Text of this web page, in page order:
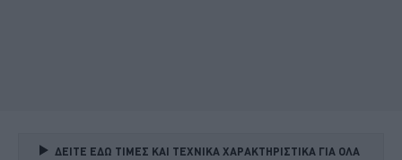
ΔΕΙΤΕ ΕΔΩ ΤΙΜΕΣ ΚΑΙ ΤΕΧΝΙΚΑ ΧΑΡΑΚΤΗΡΙΣΤΙΚΑ ΓΙΑ ΟΛΑ